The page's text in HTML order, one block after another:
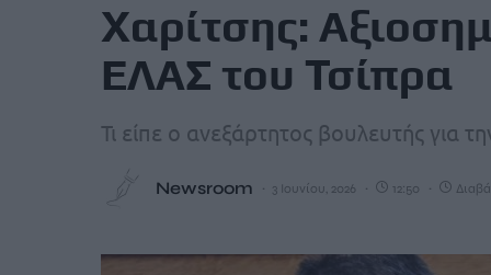
Χαρίτσης:
ΕΛΑΣ του Τσίπρα
Τι είπε ο ανεξάρτητος βουλευτής για
Newsroom 3 Ιουνίου, 2026 12:50